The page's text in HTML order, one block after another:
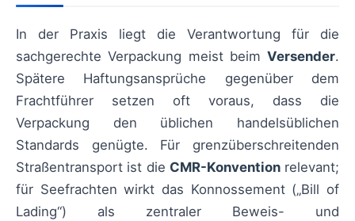
In der Praxis liegt die Verantwortung für die
sachgerechte Verpackung meist beim Versender.
Spätere Haftungsansprüche gegenüber dem
Frachtführer setzen oft voraus, dass die
Verpackung den üblichen handelsüblichen
Standards genügte. Für grenzüberschreitenden
Straßentransport ist die CMR-Konventionrelevant;
für Seefrachten wirkt das Konnossement („Bill of
Lading“) als zentraler Beweis- und